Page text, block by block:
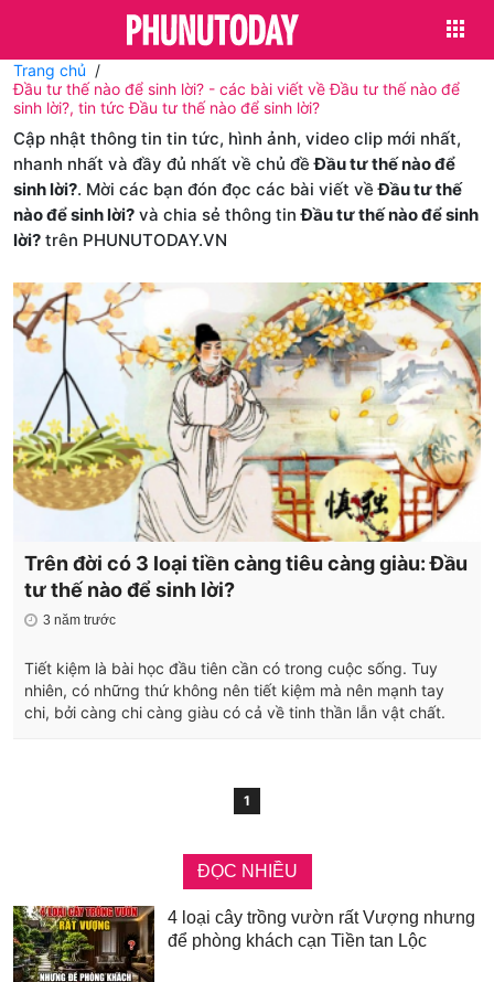
Trang chủ
Đầu tư thế nào để sinh lời? - các bài viết về Đầu tư thế nào để
sinh lời?, tin tức Đầu tư thế nào để sinh lời?
Cập nhật thông tin tin tức, hình ảnh, video clip mới nhất,
nhanh nhất và đầy đủ nhất về chủ đềĐầu tư thế nào để
sinh lời?. Mời các bạn đón đọc các bài viết vềĐầu tư thế
nào để sinh lời? và chia sẻ thông tinĐầu tư thế nào để sinh
lời? trên PHUNUTODAY.VN
Trên đời có 3 loại tiền càng tiêu càng giàu: Đầu
tư thế nào để sinh lời?
3 năm trước
Tiết kiệm là bài học đầu tiên cần có trong cuộc sống. Tuy
nhiên, có những thứ không nên tiết kiệm mà nên mạnh tay
chi, bởi càng chi càng giàu có cả về tinh thần lẫn vật chất.
1
ĐỌC NHIỀU
4 loại cây trồng vườn rất Vượng nhưng
để phòng khách cạn Tiền tan Lộc